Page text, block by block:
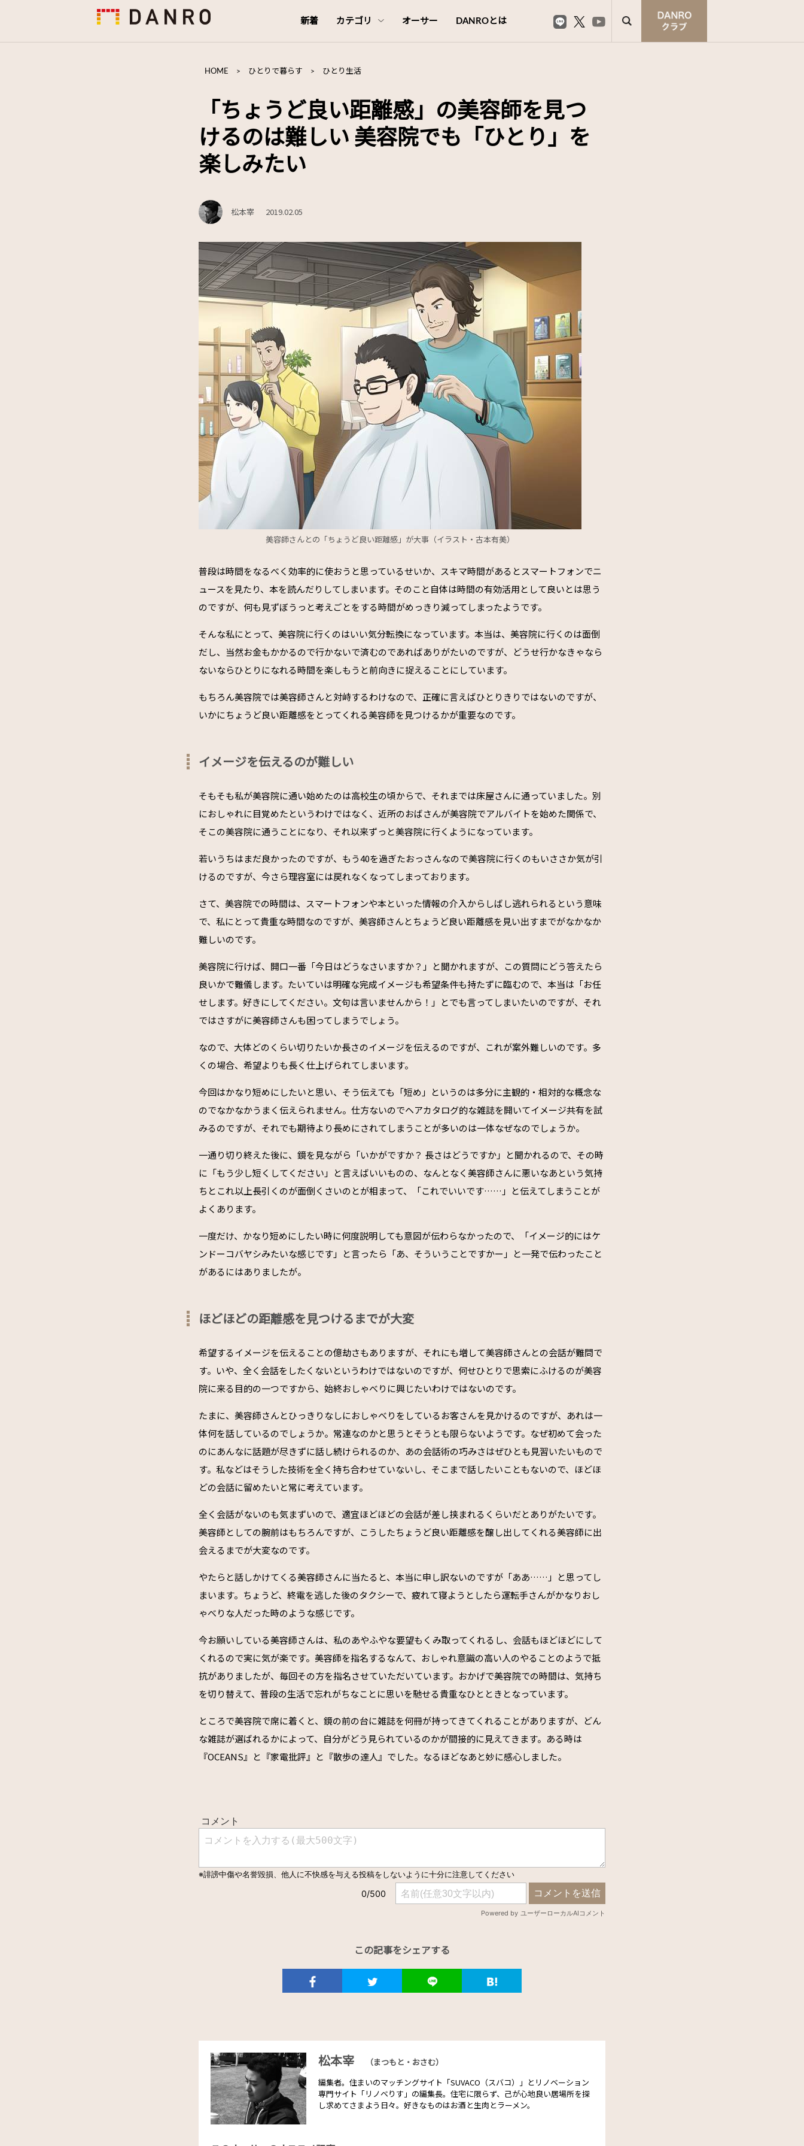
新着 カテゴリ オーサー DANROとは
HOME > ひとりで暮らす > ひとり生活
「ちょうど良い距離感」の美容師を見つ
けるのは難しい 美容院でも「ひとり」を
楽しみたい
松本宰 2019.02.05
美容師さんとの「ちょうど良い距離感」が大事（イラスト・古本有美）
普段は時間をなるべく効率的に使おうと思っているせいか、スキマ時間があるとスマートフォンでニ
ュースを見たり、本を読んだりしてしまいます。そのこと自体は時間の有効活用として良いとは思う
のですが、何も見ずぼうっと考えごとをする時間がめっきり減ってしまったようです。
そんな私にとって、美容院に行くのはいい気分転換になっています。本当は、美容院に行くのは面倒
だし、当然お金もかかるので行かないで済むのであればありがたいのですが、どうせ行かなきゃなら
ないならひとりになれる時間を楽しもうと前向きに捉えることにしています。
もちろん美容院では美容師さんと対峙するわけなので、正確に言えばひとりきりではないのですが、
いかにちょうど良い距離感をとってくれる美容師を見つけるかが重要なのです。
イメージを伝えるのが難しい
そもそも私が美容院に通い始めたのは高校生の頃からで、それまでは床屋さんに通っていました。別
におしゃれに目覚めたというわけではなく、近所のおばさんが美容院でアルバイトを始めた関係で、
そこの美容院に通うことになり、それ以来ずっと美容院に行くようになっています。
若いうちはまだ良かったのですが、もう40を過ぎたおっさんなので美容院に行くのもいささか気が引
けるのですが、今さら理容室には戻れなくなってしまっております。
さて、美容院での時間は、スマートフォンや本といった情報の介入からしばし逃れられるという意味
で、私にとって貴重な時間なのですが、美容師さんとちょうど良い距離感を見い出すまでがなかなか
難しいのです。
美容院に行けば、開口一番「今日はどうなさいますか？」と聞かれますが、この質問にどう答えたら
良いかで難儀します。たいていは明確な完成イメージも希望条件も持たずに臨むので、本当は「お任
せします。好きにしてください。文句は言いませんから！」とでも言ってしまいたいのですが、それ
ではさすがに美容師さんも困ってしまうでしょう。
なので、大体どのくらい切りたいか長さのイメージを伝えるのですが、これが案外難しいのです。多
くの場合、希望よりも長く仕上げられてしまいます。
今回はかなり短めにしたいと思い、そう伝えても「短め」というのは多分に主観的・相対的な概念な
のでなかなかうまく伝えられません。仕方ないのでヘアカタログ的な雑誌を開いてイメージ共有を試
みるのですが、それでも期待より長めにされてしまうことが多いのは一体なぜなのでしょうか。
一通り切り終えた後に、鏡を見ながら「いかがですか？ 長さはどうですか」と聞かれるので、その時
に「もう少し短くしてください」と言えばいいものの、なんとなく美容師さんに悪いなあという気持
ちとこれ以上長引くのが面倒くさいのとが相まって、「これでいいです……」と伝えてしまうことが
よくあります。
一度だけ、かなり短めにしたい時に何度説明しても意図が伝わらなかったので、「イメージ的にはケ
ンドーコバヤシみたいな感じです」と言ったら「あ、そういうことですかー」と一発で伝わったこと
があるにはありましたが。
ほどほどの距離感を見つけるまでが大変
希望するイメージを伝えることの億劫さもありますが、それにも増して美容師さんとの会話が難問で
す。いや、全く会話をしたくないというわけではないのですが、何せひとりで思索にふけるのが美容
院に来る目的の一つですから、始終おしゃべりに興じたいわけではないのです。
たまに、美容師さんとひっきりなしにおしゃべりをしているお客さんを見かけるのですが、あれは一
体何を話しているのでしょうか。常連なのかと思うとそうとも限らないようです。なぜ初めて会った
のにあんなに話題が尽きずに話し続けられるのか、あの会話術の巧みさはぜひとも見習いたいもので
す。私などはそうした技術を全く持ち合わせていないし、そこまで話したいこともないので、ほどほ
どの会話に留めたいと常に考えています。
全く会話がないのも気まずいので、適宜ほどほどの会話が差し挟まれるくらいだとありがたいです。
美容師としての腕前はもちろんですが、こうしたちょうど良い距離感を醸し出してくれる美容師に出
会えるまでが大変なのです。
やたらと話しかけてくる美容師さんに当たると、本当に申し訳ないのですが「ああ……」と思ってし
まいます。ちょうど、終電を逃した後のタクシーで、疲れて寝ようとしたら運転手さんがかなりおし
ゃべりな人だった時のような感じです。
今お願いしている美容師さんは、私のあやふやな要望もくみ取ってくれるし、会話もほどほどにして
くれるので実に気が楽です。美容師を指名するなんて、おしゃれ意識の高い人のやることのようで抵
抗がありましたが、毎回その方を指名させていただいています。おかげで美容院での時間は、気持ち
を切り替えて、普段の生活で忘れがちなことに思いを馳せる貴重なひとときとなっています。
ところで美容院で席に着くと、鏡の前の台に雑誌を何冊が持ってきてくれることがありますが、どん
な雑誌が選ばれるかによって、自分がどう見られているのかが間接的に見えてきます。ある時は
『OCEANS』と『家電批評』と『散歩の達人』でした。なるほどなあと妙に感心しました。
この記事をシェアする
松本宰
（まつもと・おさむ）
編集者。住まいのマッチングサイト「SUVACO（スバコ）」とリノベーション
専門サイト「リノベりす」の編集長。住宅に限らず、己が心地良い居場所を探
し求めてさまよう日々。好きなものはお酒と生肉とラーメン。